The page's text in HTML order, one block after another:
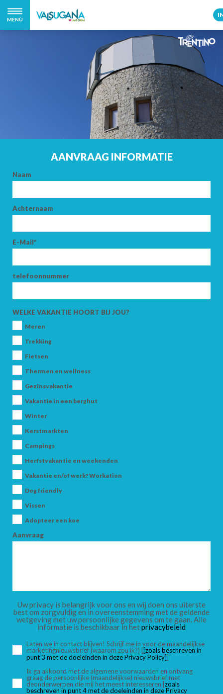
MENÙ
AANVRAAG INFORMATIE
Naam
Achternaam
E-Mail*
telefoonnummer
WELKE VAKANTIE HOORT BIJ JOU?
Meren
Trekking
Fietsen
Thermen en wellness
Gezinsvakantie
Vakantie in een berghut
Winter
Kerstmarkten
Campings
Herfstvakantie en weekenden
Vakantie en/of werk? Workation
Dog friendly
Vissen
Adopteer een koe
Aanvraag
Uw privacy is belangrijk voor ons en wij doen ons uiterste
best om zorgvuldig en in overeenstemming met de geldende
wetgeving met uw persoonlijke gegevens om te gaan. Alle
informatie is beschikbaar in hetprivacybeleid
Laten we in contact blijven! Schrijf me in voor de maandelijkse
marketingnieuwsbrief (waarom zou ik?) [[zoals beschreven in
punt 3 met de doeleinden in deze Privacy Policy]]
Ik ga akkoord met de algemene voorwaarden en ontvang
graag de persoonlijke (maandelijkse) nieuwsbrief met
deonderwerpen die mij het meest interesseren [zoals
beschreven in punt 4 met de doeleinden in deze Privacy